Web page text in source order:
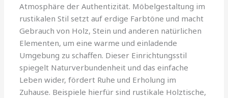
Atmosphäre der Authentizität. Möbelgestaltung im
rustikalen Stil setzt auf erdige Farbtöne und macht
Gebrauch von Holz, Stein und anderen natürlichen
Elementen, um eine warme und einladende
Umgebung zu schaffen. Dieser Einrichtungsstil
spiegelt Naturverbundenheit und das einfache
Leben wider, fördert Ruhe und Erholung im
Zuhause. Beispiele hierfür sind rustikale Holztische,